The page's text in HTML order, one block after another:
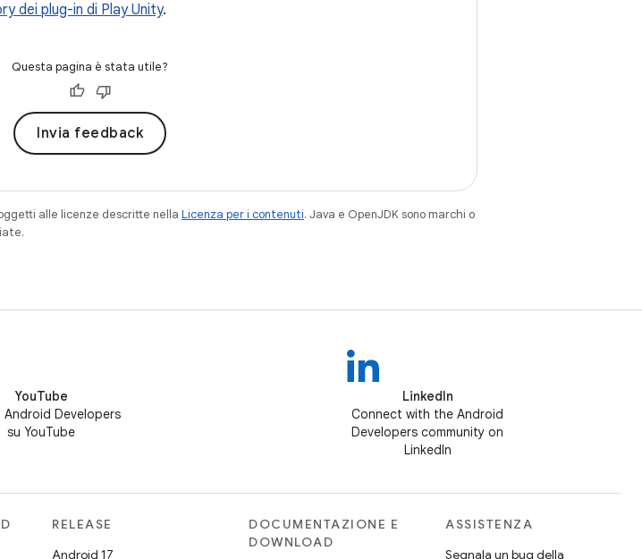
dei plug-in di Play Unity.
Questa pagina è stata utile?
Invia feedback
alle licenze descritte nella Licenza per i contenuti. Java e OpenJDK sono marchi o
YouTube
Android Developers
su YouTube
LinkedIn
Connect with the Android
Developers community on
LinkedIn
RELEASE
Android 17
DOCUMENTAZIONE E
DOWNLOAD
ASSISTENZA
Segnala un bug della